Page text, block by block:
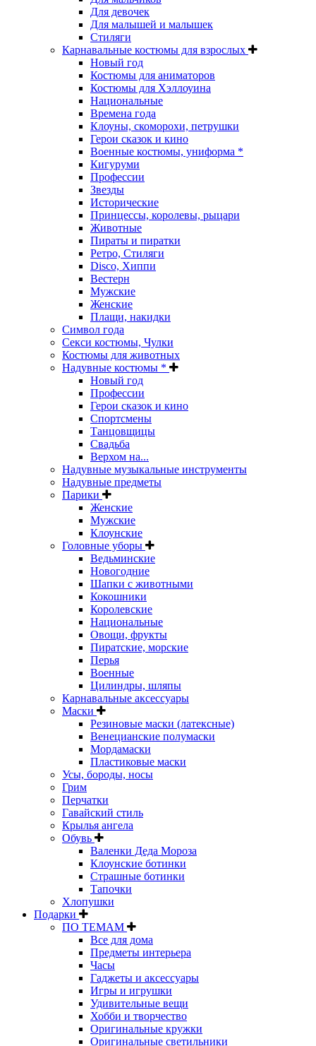
Для девочек
Для малышей и малышек
Стиляги
Карнавальные костюмы для взрослых
Новый год
Костюмы для аниматоров
Костюмы для Хэллоуина
Национальные
Времена года
Клоуны, скоморохи, петрушки
Герои сказок и кино
Военные костюмы, униформа *
Кигуруми
Профессии
Звезды
Исторические
Принцессы, королевы, рыцари
Животные
Пираты и пиратки
Ретро, Стиляги
Disco, Хиппи
Вестерн
Мужские
Женские
Плащи, накидки
Символ года
Секси костюмы, Чулки
Костюмы для животных
Надувные костюмы *
Новый год
Профессии
Герои сказок и кино
Спортсмены
Танцовщицы
Свадьба
Верхом на...
Надувные музыкальные инструменты
Надувные предметы
Парики
Женские
Мужские
Клоунские
Головные уборы
Ведьминские
Новогодние
Шапки с животными
Кокошники
Королевские
Национальные
Овощи, фрукты
Пиратские, морские
Перья
Военные
Цилиндры, шляпы
Карнавальные аксессуары
Маски
Резиновые маски (латексные)
Венецианские полумаски
Мордамаски
Пластиковые маски
Усы, бороды, носы
Грим
Перчатки
Гавайский стиль
Крылья ангела
Обувь
Валенки Деда Мороза
Клоунские ботинки
Страшные ботинки
Тапочки
Хлопушки
Подарки
ПО ТЕМАМ
Все для дома
Предметы интерьера
Часы
Гаджеты и аксессуары
Игры и игрушки
Удивительные вещи
Хобби и творчество
Оригинальные кружки
Оригинальные светильники